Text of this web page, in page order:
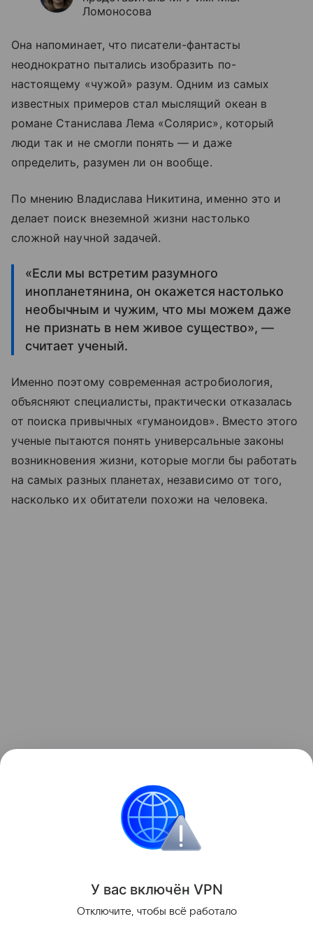
Ломоносова
Она напоминает, что писатели-фантасты
неоднократно пытались изобразить по-
настоящему «чужой» разум. Одним из самых
известных примеров стал мыслящий океан в
романе Станислава Лема «Солярис», который
люди так и не смогли понять — и даже
определить, разумен ли он вообще.
По мнению Владислава Никитина, именно это и
делает поиск внеземной жизни настолько
сложной научной задачей.
«Если мы встретим разумного
инопланетянина, он окажется настолько
необычным и чужим, что мы можем даже
не признать в нем живое существо», —
считает ученый.
Именно поэтому современная астробиология,
объясняют специалисты, практически отказалась
от поиска привычных «гуманоидов». Вместо этого
ученые пытаются понять универсальные законы
возникновения жизни, которые могли бы работать
на самых разных планетах, независимо от того,
насколько их обитатели похожи на человека.
опубликовалипервое видео падения
ступени Falcon 9 на поверхность Луны.
У вас включён VPN
Отключите, чтобы всё работало